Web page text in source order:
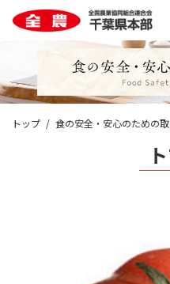
トップ 食の安全・安心のための